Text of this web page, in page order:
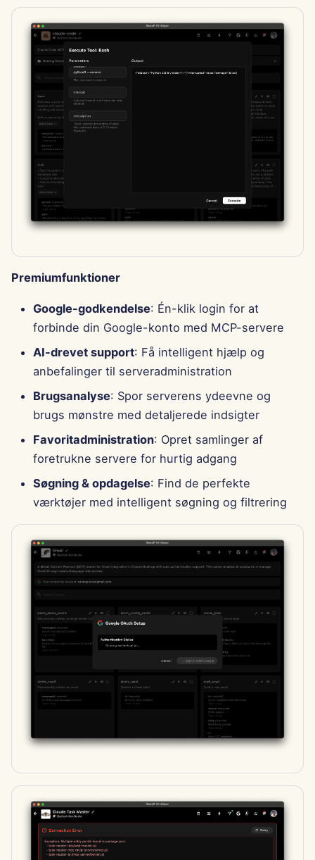
Premiumfunktioner
Google-godkendelse: Én-klik login for at
forbinde din Google-konto med MCP-servere
AI-drevet support: Få intelligent hjælp og
anbefalinger til serveradministration
Brugsanalyse: Spor serverens ydeevne og
brugs mønstre med detaljerede indsigter
Favoritadministration: Opret samlinger af
foretrukne servere for hurtig adgang
Søgning & opdagelse: Find de perfekte
værktøjer med intelligent søgning og filtrering